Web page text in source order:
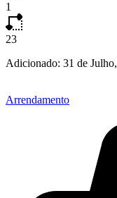
1
23
Adicionado: 31 de
Arrendamento